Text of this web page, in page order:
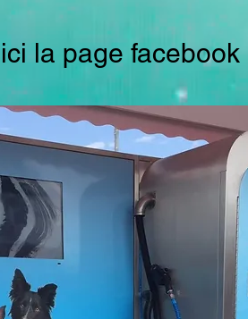
la page facebook